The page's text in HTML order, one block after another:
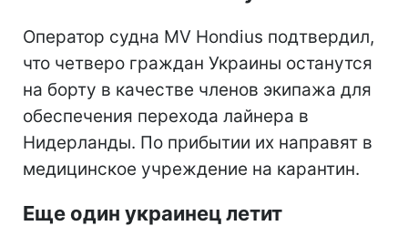
Оператор судна MV Hondius подтвердил,
что четверо граждан Украины останутся
на борту в качестве членов экипажа для
обеспечения перехода лайнера в
Нидерланды. По прибытии их направят в
медицинское учреждение на карантин.
Еще один украинец летит